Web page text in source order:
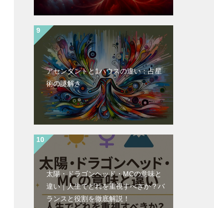
アセンダントと1ハウスの違い：占星
術の謎解き
太陽・ドラゴンヘッド・MCの意味と
違い｜人生でどれを重視すべきか？バ
ランスと役割を徹底解説！